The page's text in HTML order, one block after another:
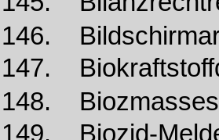
146.
147.
148.
149. Biozid-